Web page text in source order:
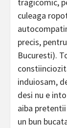
tragicomic,
culeaga
precis,
Bucuresti).
induiosam,
desi nu e
aiba
un bun